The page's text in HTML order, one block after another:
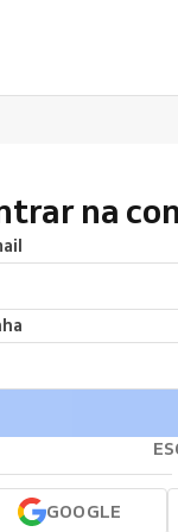
na
GOOGLE